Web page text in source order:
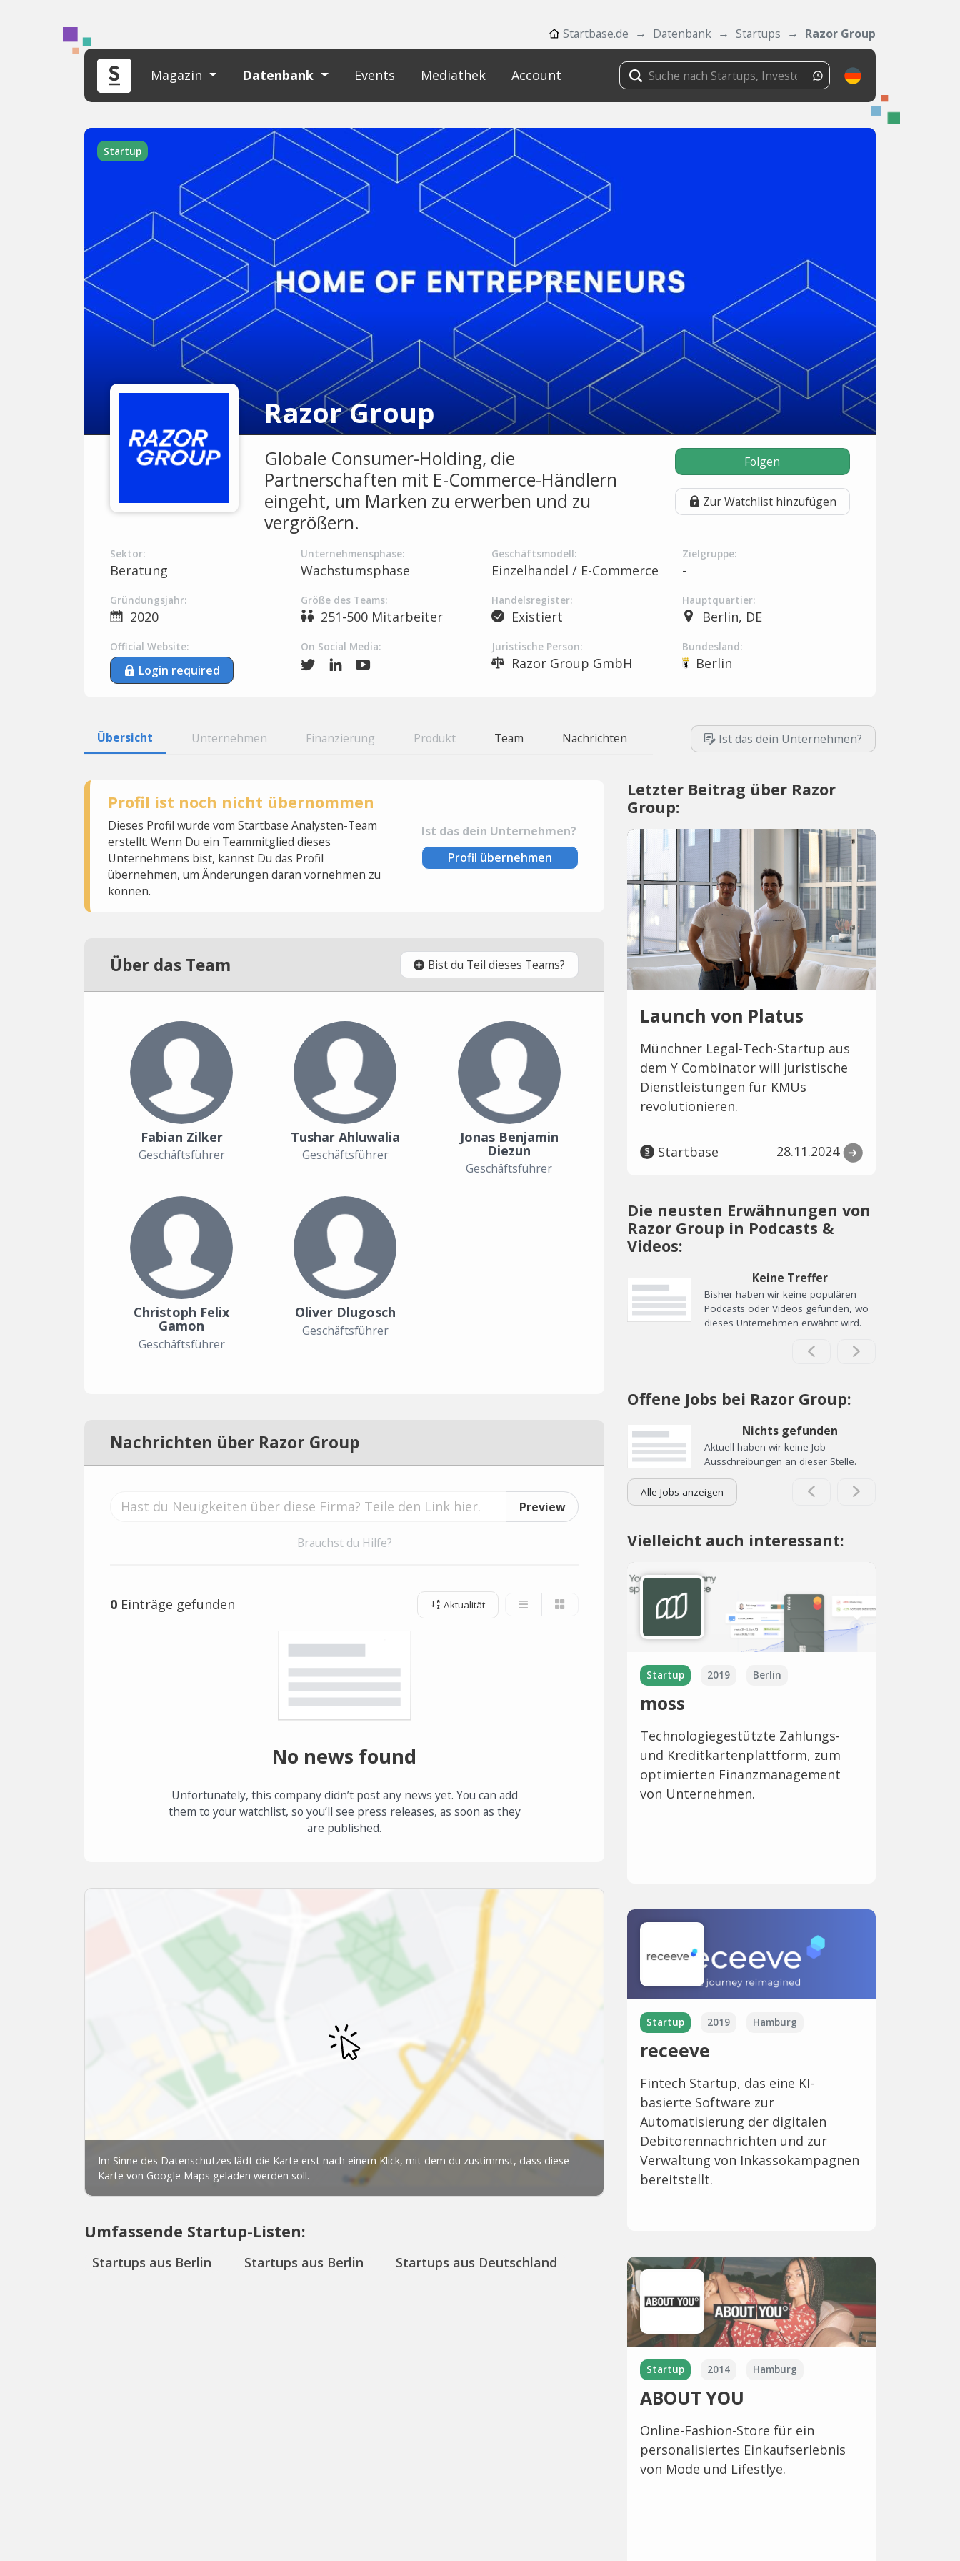
Startbase.de Datenbank Startups Razor Group
Magazin Datenbank Events Mediathek Account
Startup
Razor Group
Globale Consumer-Holding, die
Partnerschaften mit E-Commerce-Händlern
eingeht, um Marken zu erwerben und zu
vergrößern.
Folgen
Zur Watchlist hinzufügen
Sektor:
Beratung
Unternehmensphase:
Wachstumsphase
Geschäftsmodell:
Einzelhandel / E-Commerce
Zielgruppe:
-
Gründungsjahr:
2020
Größe des Teams:
251-500 Mitarbeiter
Handelsregister:
Existiert
Hauptquartier:
Berlin, DE
Official Website:
Login required
On Social Media: Juristische Person:
Razor Group GmbH
Bundesland:
Berlin
Übersicht Unternehmen Finanzierung Produkt Team Nachrichten Ist das dein Unternehmen?
Profil ist noch nicht übernommen
Dieses Profil wurde vom Startbase Analysten-Team
erstellt. Wenn Du ein Teammitglied dieses
Unternehmens bist, kannst Du das Profil
übernehmen, um Änderungen daran vornehmen zu
können.
Ist das dein Unternehmen?
Profil übernehmen
Über das Team Bist du Teil dieses Teams?
Fabian Zilker
Geschäftsführer
Tushar Ahluwalia
Geschäftsführer
Jonas Benjamin
Diezun
Geschäftsführer
Christoph Felix
Gamon
Geschäftsführer
Oliver Dlugosch
Geschäftsführer
Nachrichten über Razor Group
Preview
Brauchst du Hilfe?
0 Einträge gefunden Aktualität
No news found
Unfortunately, this company didn’t post any news yet. You can add
them to your watchlist, so you’ll see press releases, as soon as they
are published.
Umfassende Startup-Listen:
Startups aus Berlin Startups aus Berlin Startups aus Deutschland
Letzter Beitrag über Razor
Group:
Launch von Platus
Münchner Legal-Tech-Startup aus
dem Y Combinator will juristische
Dienstleistungen für KMUs
revolutionieren.
Startbase 28.11.2024
Die neusten Erwähnungen von
Razor Group in Podcasts &
Videos:
Keine Treffer
Bisher haben wir keine populären
Podcasts oder Videos gefunden, wo
dieses Unternehmen erwähnt wird.
Offene Jobs bei Razor Group:
Nichts gefunden
Aktuell haben wir keine Job-
Ausschreibungen an dieser Stelle.
Alle Jobs anzeigen
Vielleicht auch interessant:
Startup 2019 Berlin
moss
Technologiegestützte Zahlungs-
und Kreditkartenplattform, zum
optimierten Finanzmanagement
von Unternehmen.
Startup 2019 Hamburg
receeve
Fintech Startup, das eine KI-
basierte Software zur
Automatisierung der digitalen
Debitorennachrichten und zur
Verwaltung von Inkassokampagnen
bereitstellt.
Startup 2014 Hamburg
ABOUT YOU
Online-Fashion-Store für ein
personalisiertes Einkaufserlebnis
von Mode und Lifestlye.